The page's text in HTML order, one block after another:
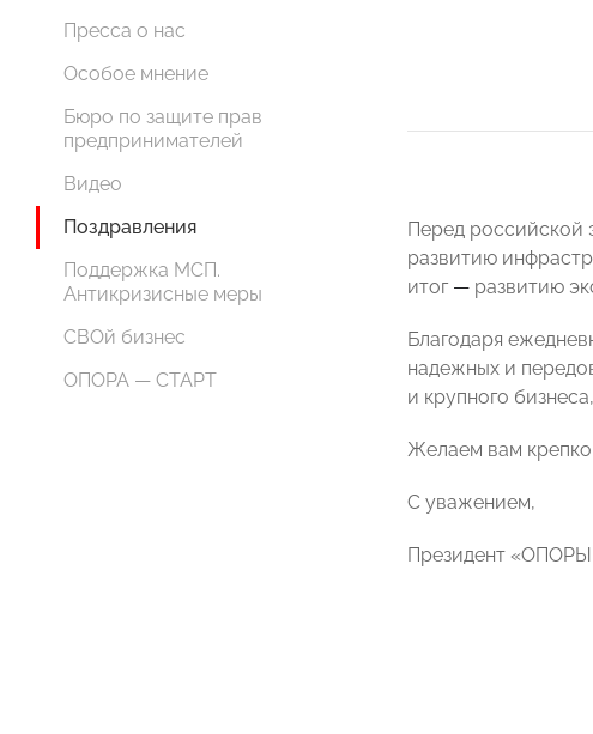
Пресса о нас
Особое мнение
Бюро по защите прав
предпринимателей
Видео
Поздравления
Поддержка МСП.
Антикризисные меры
СВОй бизнес
ОПОРА — СТАРТ
Перед российской
развитию
итог — развитию
Благодаря
надежных и
и крупного
Желаем вам
С уважением,
Президент